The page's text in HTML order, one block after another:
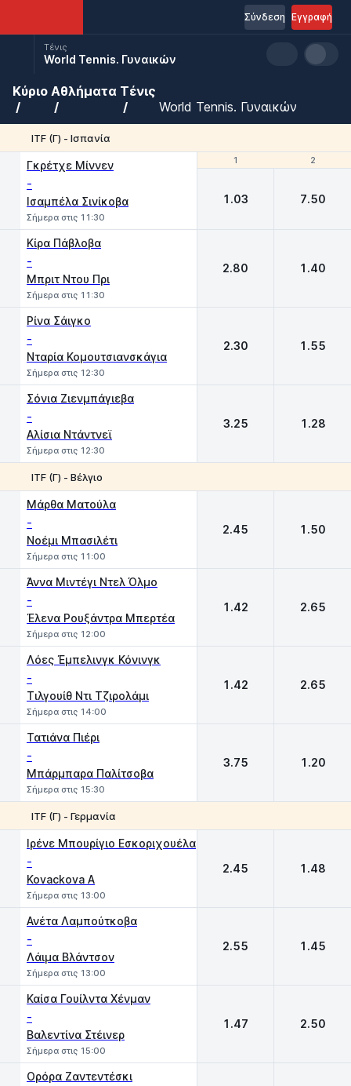
Εγγραφή
Σύνδεση
Τένις
World Tennis. Γυναικών
Κύριο Αθλήματα Τένις
World Tennis. Γυναικών
ITF (Γ) - Ισπανία
1 2
Γκρέτχε Μίννεν
-
Iσαμπέλα Σινίκοβα
Σήμερα στις 11:30
1 2
1.03 7.50
Κίρα Πάβλοβα
-
Μπριτ Ντου Πρι
Σήμερα στις 11:30
2.80 1.40
Ρίνα Σάιγκο
-
Νταρία Κομουτσιανσκάγια
Σήμερα στις 12:30
2.30 1.55
Σόνια Ζιενμπάγιεβα
-
Αλίσια Ντάντνεϊ
Σήμερα στις 12:30
3.25 1.28
ITF (Γ) - Βέλγιο
Μάρθα Ματούλα
-
Νοέμι Μπασιλέτι
Σήμερα στις 11:00
2.45 1.50
Άννα Μιντέγι Ντελ Όλμο
-
Έλενα Ρουξάντρα Μπερτέα
Σήμερα στις 12:00
1.42 2.65
Λόες Έμπελινγκ Κόνινγκ
-
Τιλγουίθ Ντι Τζιρολάμι
Σήμερα στις 14:00
1.42 2.65
Τατιάνα Πιέρι
-
Μπάρμπαρα Παλίτσοβα
Σήμερα στις 15:30
3.75 1.20
ITF (Γ) - Γερμανία
Ιρένε Μπουρίγιο Εσκοριχουέλα
-
Kovackova A
Σήμερα στις 13:00
2.45 1.48
Ανέτα Λαμπούτκοβα
-
Λάιμα Βλάντσον
Σήμερα στις 13:00
2.55 1.45
Καίσα Γουίλντα Χένμαν
-
Βαλεντίνα Στέινερ
Σήμερα στις 15:00
1.47 2.50
Ορόρα Ζαντεντέσκι